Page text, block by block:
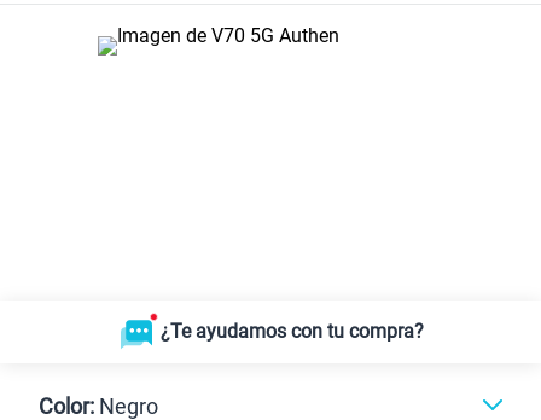
¿Te ayudamos con tu compra?
Color: Negro